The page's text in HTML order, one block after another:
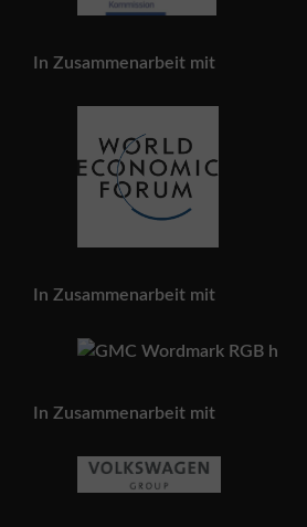
In Zusammenarbeit mit
In Zusammenarbeit mit
In Zusammenarbeit mit